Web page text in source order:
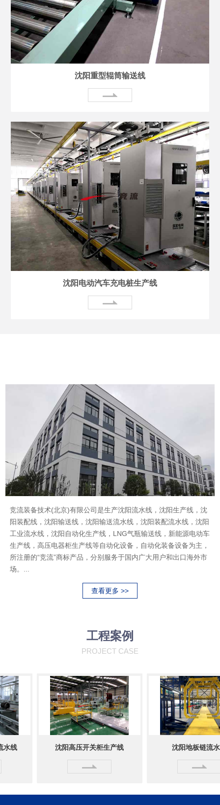
沈阳重型辊筒输送线
沈阳电动汽车充电桩生产线
竞流装备技术(北京)有限公司是生产沈阳流水线，沈阳生产线，沈
阳装配线，沈阳输送线，沈阳输送流水线，沈阳装配流水线，沈阳
工业流水线，沈阳自动化生产线，LNG气瓶输送线，新能源电动车
生产线，高压电器柜生产线等自动化设备，自动化装备设备为主，
所注册的“竞流”商标产品，分别服务于国内广大用户和出口海外市
场。...
查看更多 >>
工程案例
PROJECT CASE
沈阳高压开关柜生产线 沈阳地板链流水线